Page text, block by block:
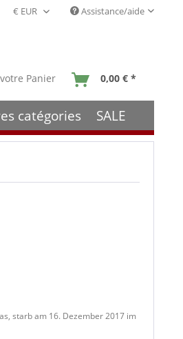
FR Assistance/aide
votre Panier 0,00 € *
catégories SALE
starb am 16. Dezember 2017 im